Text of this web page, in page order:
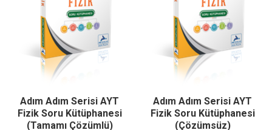
Adım Adım Serisi AYT
Fizik Soru Kütüphanesi
(Tamamı Çözümlü)
Adım Adım Serisi AYT
Fizik Soru Kütüphanesi
(Çözümsüz)